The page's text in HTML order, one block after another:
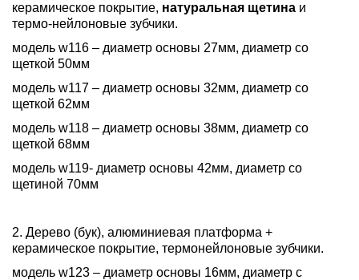
керамическое покрытие, натуральная щетина и
термо-нейлоновые зубчики.
модель w116 – диаметр основы 27мм, диаметр со
щеткой 50мм
модель w117 – диаметр основы 32мм, диаметр со
щеткой 62мм
модель w118 – диаметр основы 38мм, диаметр со
щеткой 68мм
модель w119- диаметр основы 42мм, диаметр со
щетиной 70мм
2. Дерево (бук), алюминиевая платформа +
керамическое покрытие, термонейлоновые зубчики.
модель w123 – диаметр основы 16мм, диаметр с